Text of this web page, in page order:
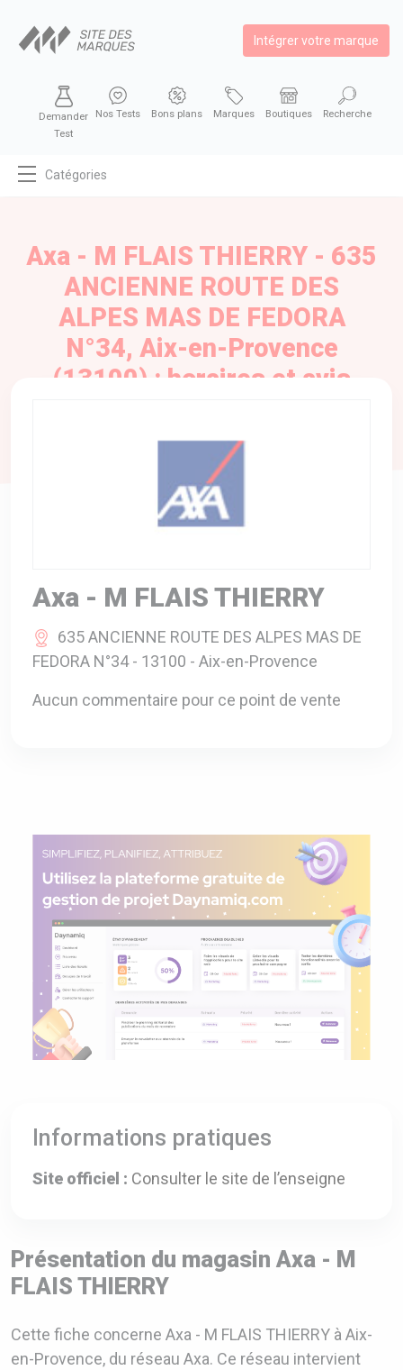
Intégrer votre marque
Demander
Test
Nos Tests Bons plans Marques Boutiques Recherche
Catégories
BIEN CHEZ SOI
Axa - M FLAIS THIERRY - 635
ANCIENNE ROUTE DES
ALPES MAS DE FEDORA
N°34, Aix-en-Provence
(13100) : horaires et avis
Axa - M FLAIS THIERRY
635 ANCIENNE ROUTE DES ALPES MAS DE
FEDORA N°34 - 13100 - Aix-en-Provence
Aucun commentaire pour ce point de vente
Informations pratiques
Site officiel : Consulter le site de l’enseigne
Présentation du magasin Axa - M
FLAIS THIERRY
Cette fiche concerne Axa - M FLAIS THIERRY à Aix-
en-Provence, du réseau Axa. Ce réseau intervient